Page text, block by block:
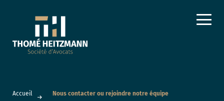
Accueil Nous contacter ou rejoindre notre équipe